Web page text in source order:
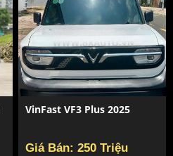
VinFast VF3 Plus 2025
Giá Bán: 250 Triệu